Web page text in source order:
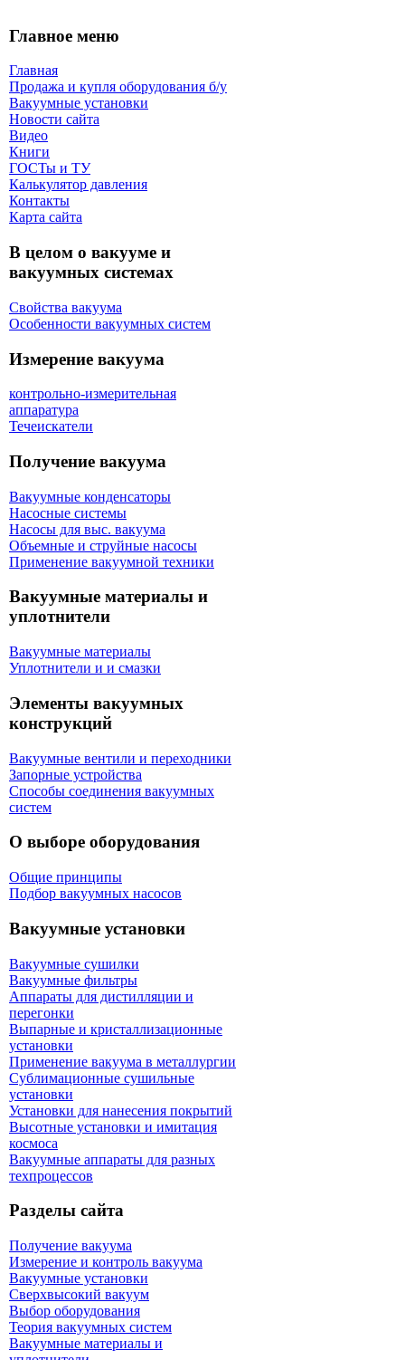
Главное меню
Главная
Продажа и купля оборудования б/y
Вакуумные установки
Новости сайта
Видео
Книги
ГОСТы и ТУ
Калькулятор давления
Контакты
Карта сaйта
В целом о вакууме и
вакуумных системах
Свойства вакуума
Особенности вакуумных систем
Измерение вакуума
контрольно-измерительная
аппаратура
Течеискатели
Получение вакуума
Вакуумные конденсаторы
Насосные системы
Насосы для выс. вакуума
Объемные и струйные насосы
Применение вакуумной техники
Вакуумные материалы и
уплотнители
Вакуумные материалы
Уплотнители и и смазки
Элементы вакуумных
конструкций
Вакуумные вентили и переходники
Запорные устройства
Способы соединения вакуумных
систем
О выборе оборудования
Общие принципы
Подбор вакуумных насосов
Вакуумные установки
Вакуумные сушилки
Вакуумные фильтры
Аппараты для дистилляции и
перегонки
Выпарные и кристаллизационные
установки
Применение вакуума в металлургии
Сублимационные сушильные
установки
Установки для нанесения покрытий
Высотные установки и имитация
космоса
Вакуумные аппараты для разных
техпроцессов
Разделы сайта
Получение вакуума
Измерение и контроль вакуума
Вакуумные установки
Сверхвысокий вакуум
Выбор оборудования
Теория вакуумных систем
Вакуумные материалы и